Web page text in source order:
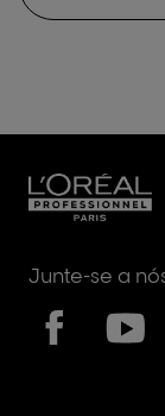
Junte-se a